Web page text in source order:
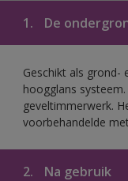
1. De
Geschikt als grond-
hoogglans
geveltimmerwerk.
voorbehandelde
2. Na gebruik